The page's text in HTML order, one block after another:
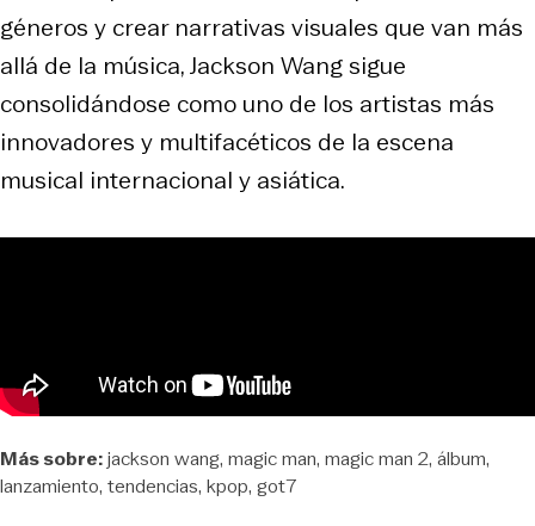
géneros y crear narrativas visuales que van más
allá de la música, Jackson Wang sigue
consolidándose como uno de los artistas más
innovadores y multifacéticos de la escena
musical internacional y asiática.
Más sobre:jackson wang magic man magic man 2 álbum
lanzamiento tendencias kpop got7